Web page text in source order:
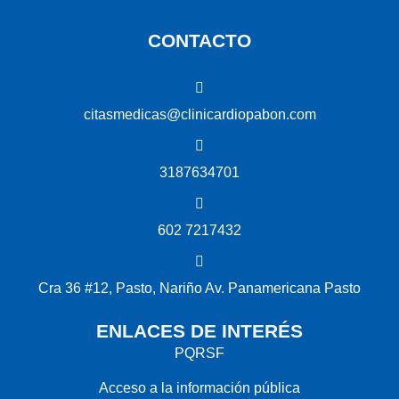
CONTACTO
citasmedicas@clinicardiopabon.com
3187634701
602 7217432
Cra 36 #12, Pasto, Nariño Av. Panamericana Pasto
ENLACES DE INTERÉS
PQRSF
Acceso a la información pública